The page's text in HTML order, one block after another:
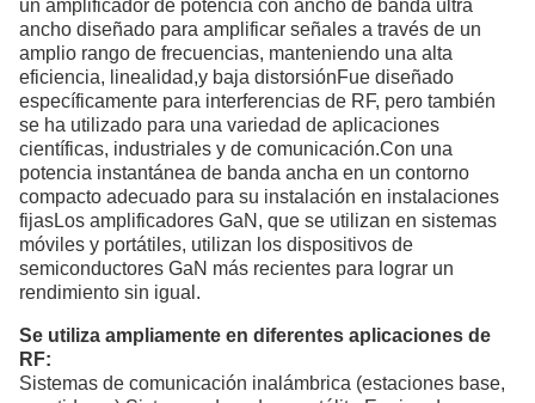
un amplificador de potencia con ancho de banda ultra
ancho diseñado para amplificar señales a través de un
amplio rango de frecuencias, manteniendo una alta
eficiencia, linealidad,y baja distorsiónFue diseñado
específicamente para interferencias de RF, pero también
se ha utilizado para una variedad de aplicaciones
científicas, industriales y de comunicación.Con una
potencia instantánea de banda ancha en un contorno
compacto adecuado para su instalación en instalaciones
fijasLos amplificadores GaN, que se utilizan en sistemas
móviles y portátiles, utilizan los dispositivos de
semiconductores GaN más recientes para lograr un
rendimiento sin igual.
Se utiliza ampliamente en diferentes aplicaciones de
RF:
Sistemas de comunicación inalámbrica (estaciones base,